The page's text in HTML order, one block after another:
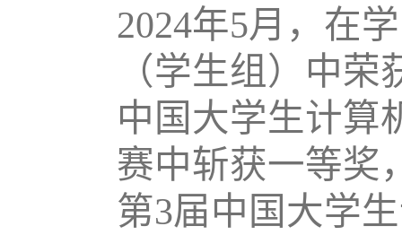
2024年5月，在
（学生组）中
中国大学生计算
赛中斩获一等奖
第3届中国大学